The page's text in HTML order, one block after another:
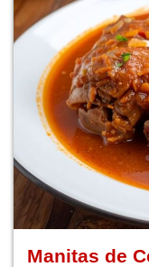
Manitas de